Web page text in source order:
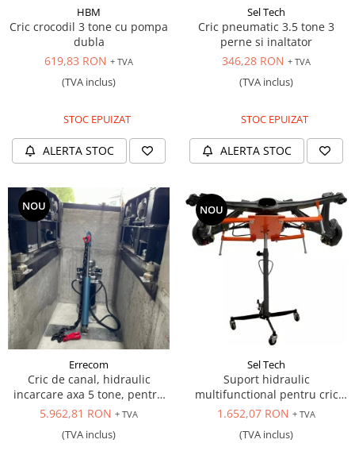
HBM
Cric crocodil 3 tone cu pompa
dubla
619,83 RON + TVA
(TVA inclus)
STOC EPUIZAT
ALERTA STOC
Sel Tech
Cric pneumatic 3.5 tone 3
perne si inaltator
346,28 RON + TVA
(TVA inclus)
STOC EPUIZAT
ALERTA STOC
NOU
Errecom
Cric de canal, hidraulic
incarcare axa 5 tone, pentru
autovehicule comerciale, grup
dispozitiv rapid de legare
5.962,81 RON + TVA
(TVA inclus)
NOU
Sel Tech
Suport hidraulic
multifunctional pentru cric
hidarulic
1.652,07 RON + TVA
(TVA inclus)